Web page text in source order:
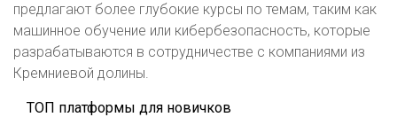
предлагают более глубокие курсы по темам, таким как
машинное обучение или кибербезопасность, которые
разрабатываются в сотрудничестве с компаниями из
Кремниевой долины.
ТОП платформы для новичков